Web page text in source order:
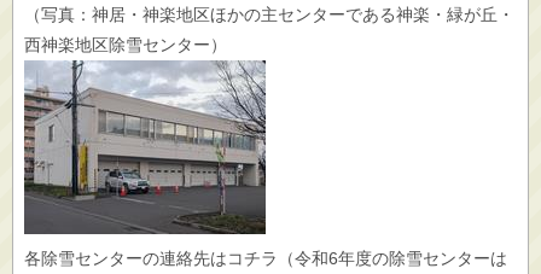
（写真：神居・神楽地区ほかの主センターである神楽・緑が丘・
西神楽地区除雪センター）
各除雪センターの連絡先はコチラ（令和6年度の除雪センターは